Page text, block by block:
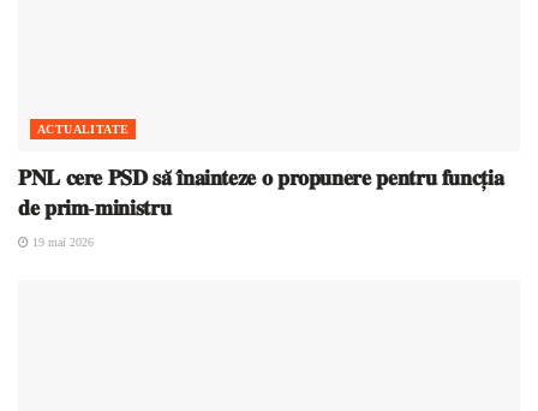
ACTUALITATE
𝐏𝐍𝐋 𝐜𝐞𝐫𝐞 𝐏𝐒𝐃 𝐬𝐚̆ 𝐢̂𝐧𝐚𝐢𝐧𝐭𝐞𝐳𝐞 𝐨 𝐩𝐫𝐨𝐩𝐮𝐧𝐞𝐫𝐞 𝐩𝐞𝐧𝐭𝐫𝐮 𝐟𝐮𝐧𝐜𝐭̦𝐢𝐚
𝐝𝐞 𝐩𝐫𝐢𝐦-𝐦𝐢𝐧𝐢𝐬𝐭𝐫𝐮
19 mai 2026